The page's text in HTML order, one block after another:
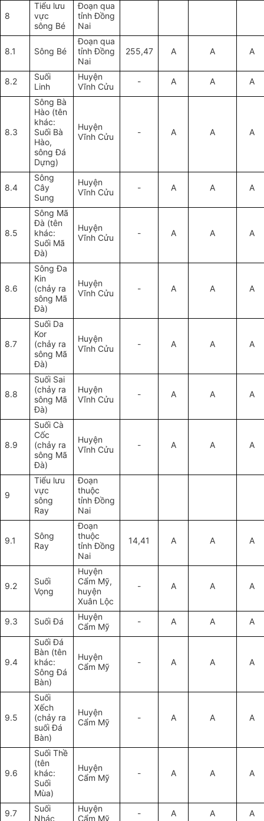
8
Tiểu lưu
vực
sông Bé
Đoạnqua
tỉnh Đồng
Nai
8.1 Sông Bé
Đoạn qua
tỉnh Đồng
Nai
255,47 A A A
8.2
Suối
Linh
Huyện
Vĩnh Cửu
- A A A
8.3
Sông Bà
Hào (tên
khác:
Suối Bà
Hào,
sông Đá
Dựng)
Huyện
Vĩnh Cửu
- A A A
8.4
Sông
Cây
Sung
Huyện
Vĩnh Cửu
- A A A
8.5
Sông Mã
Đà (tên
khác:
Suối Mã
Đà)
Huyện
Vĩnh Cửu
- A A A
8.6
Sông Đa
Kin
(chảy ra
sông Mã
Đà)
Huyện
Vĩnh Cửu
- A A A
8.7
Suối Da
Kor
(chảy ra
sông Mã
Đà)
Huyện
Vĩnh Cửu
- A A A
8.8
Suối Sai
(chảy ra
sông Mã
Đà)
Huyện
Vĩnh Cửu
- A A A
8.9
Suối Cà
Cốc
(chảy ra
sông Mã
Đà)
Huyện
Vĩnh Cửu
- A A A
9
Tiểu lưu
vực
sông
Ray
Đoạn
thuộc
tỉnh Đồng
Nai
9.1
Sông
Ray
Đoạn
thuộc
tỉnh Đồng
Nai
14,41 A A A
9.2
Suối
Vọng
Huyện
Cẩm Mỹ,
huyện
Xuân Lộc
- A A A
9.3 Suối Đá
Huyện
Cẩm Mỹ
- A A A
9.4
Suối Đá
Bàn (tên
khác:
Sông Đá
Bàn)
Huyện
Cẩm Mỹ
- A A A
9.5
Suối
Xếch
(chảy ra
suối Đá
Bàn)
Huyện
Cẩm Mỹ
- A A A
9.6
Suối Thề
(tên
khác:
Suối
Mùa)
Huyện
Cẩm Mỹ
- A A A
9.7
Suối
Nhác
Huyện
Cẩm Mỹ
- A A A